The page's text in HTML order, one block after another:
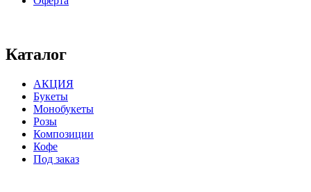
Каталог
АКЦИЯ
Букеты
Монобукеты
Розы
Композиции
Кофе
Под заказ